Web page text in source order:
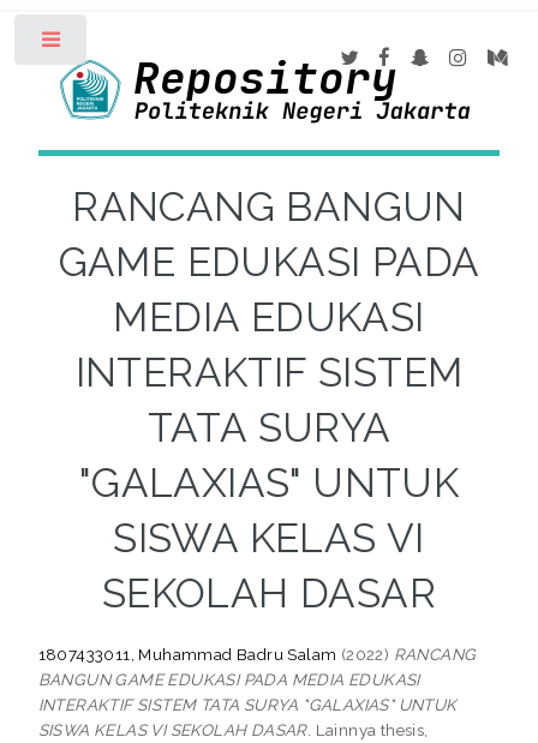
RANCANG BANGUN
GAME EDUKASI PADA
MEDIA EDUKASI
INTERAKTIF SISTEM
TATA SURYA
"GALAXIAS" UNTUK
SISWA KELAS VI
SEKOLAH DASAR
1807433011, Muhammad Badru Salam (2022) RANCANG
BANGUN GAME EDUKASI PADA MEDIA EDUKASI
INTERAKTIF SISTEM TATA SURYA "GALAXIAS" UNTUK
SISWA KELAS VI SEKOLAH DASAR. Lainnya thesis,